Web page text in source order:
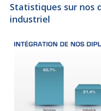
Statistiques sur nos
industriel